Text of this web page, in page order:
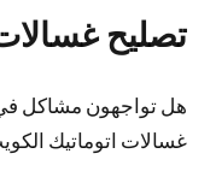
تصليح
هل تواجهون مشاكل
غسالات اتوماتيك